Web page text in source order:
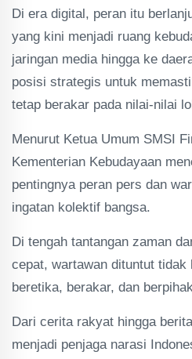
Di era digital, peran itu
yang kini menjadi ruang
jaringan media hingga ke
posisi strategis untuk
tetap berakar pada nilai-nilai
Menurut Ketua Umum SMSI
Kementerian Kebudayaan
pentingnya peran pers dan
ingatan kolektif bangsa.
Di tengah tantangan zaman
cepat, wartawan dituntut
beretika, berakar, dan
Dari cerita rakyat hingga
menjadi penjaga narasi